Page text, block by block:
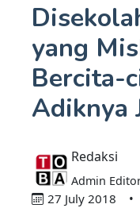
yang
Bercita-
Adiknya
Redaksi
Admin
27 July 2018 •